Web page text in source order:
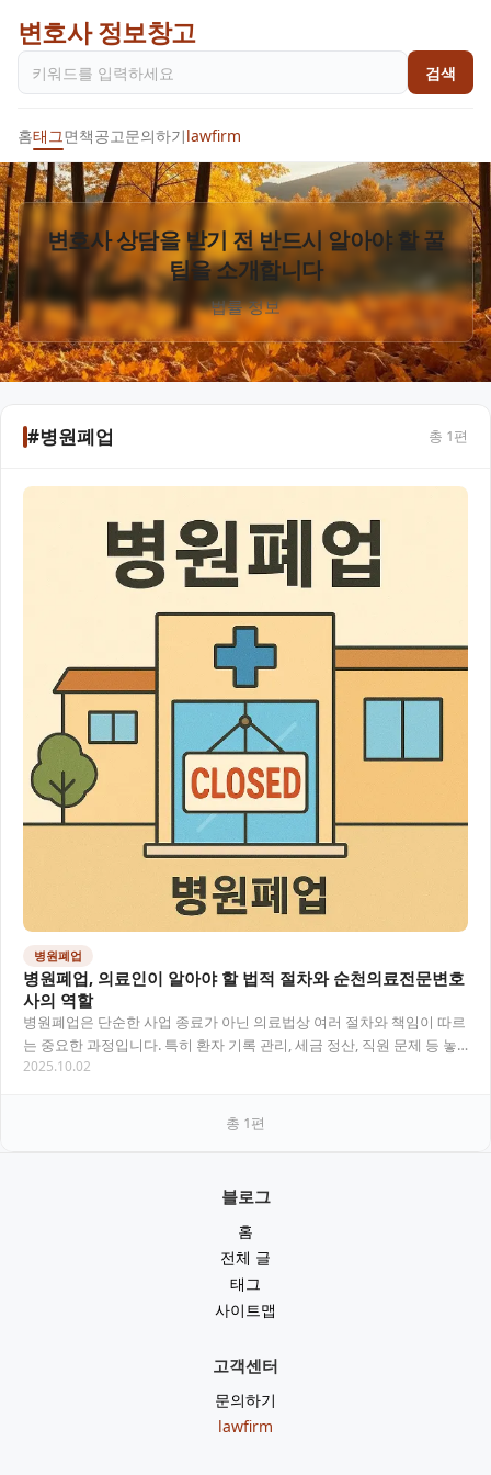
변호사 정보창고
검색
홈태그면책공고문의하기lawfirm
변호사 상담을 받기 전 반드시 알아야 할 꿀
팁을 소개합니다
법률 정보
#병원폐업 총 1편
병원폐업
병원폐업, 의료인이 알아야 할 법적 절차와 순천의료전문변호
사의 역할
병원폐업은 단순한 사업 종료가 아닌 의료법상 여러 절차와 책임이 따르
는 중요한 과정입니다. 특히 환자 기록 관리, 세금 정산, 직원 문제 등 놓
치기 쉬운 법적 의무가 많아 순천의료…
2025.10.02
총 1편
블로그
홈
전체 글
태그
사이트맵
고객센터
문의하기
lawfirm